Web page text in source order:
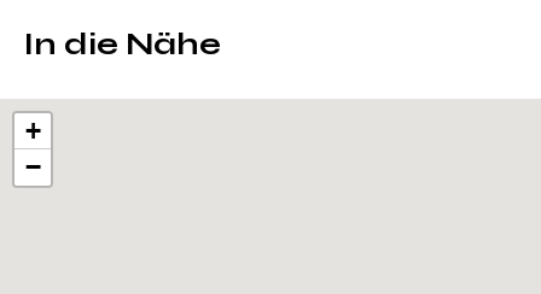
In die Nähe
+
−